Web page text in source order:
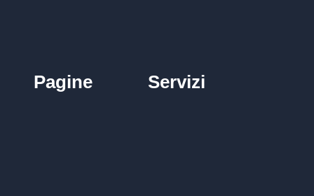
Pagine Servizi